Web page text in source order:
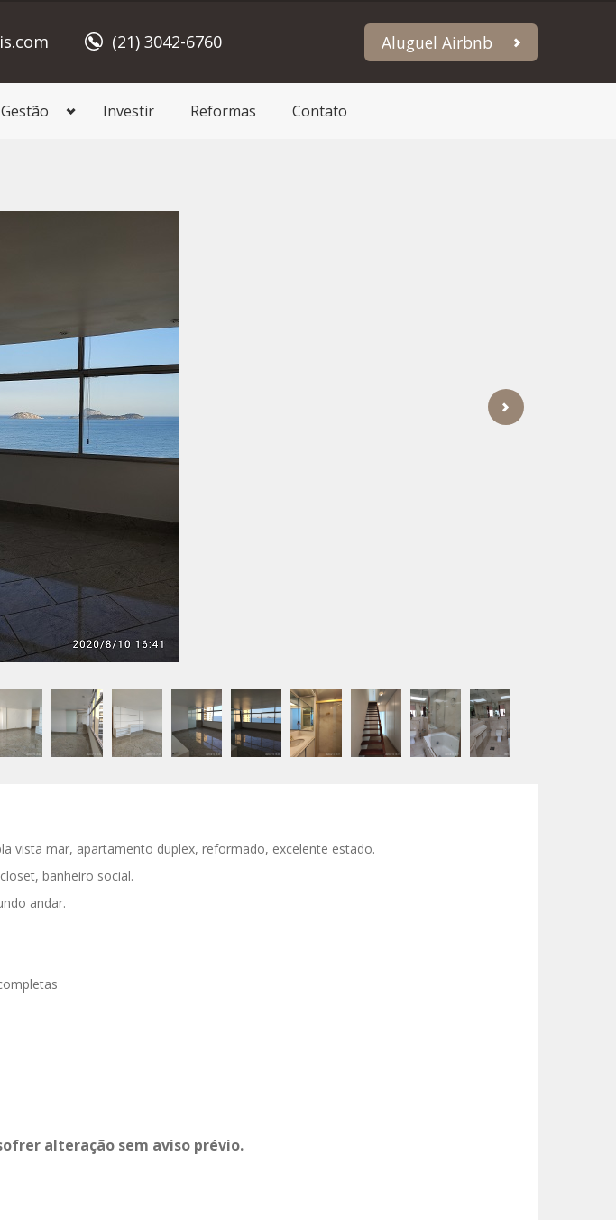
(21) 3042-6760 Aluguel Airbnb
Gestão Investir Reformas Contato
vista mar, apartamento duplex, reformado, excelente estado.
banheiro social.
andar.
alteração sem aviso prévio.